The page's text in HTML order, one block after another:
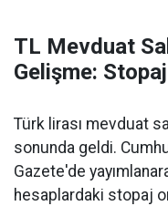
TL Mevduat
Gelişme:
Türk lirası mevduat
sonunda geldi.
Gazete'de
hesaplardaki stopaj